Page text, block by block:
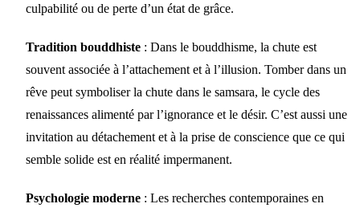
culpabilité ou de perte d’un état de grâce.
Tradition bouddhiste : Dans le bouddhisme, la chute est
souvent associée à l’attachement et à l’illusion. Tomber dans un
rêve peut symboliser la chute dans le samsara, le cycle des
renaissances alimenté par l’ignorance et le désir. C’est aussi une
invitation au détachement et à la prise de conscience que ce qui
semble solide est en réalité impermanent.
Psychologie moderne : Les recherches contemporaines en